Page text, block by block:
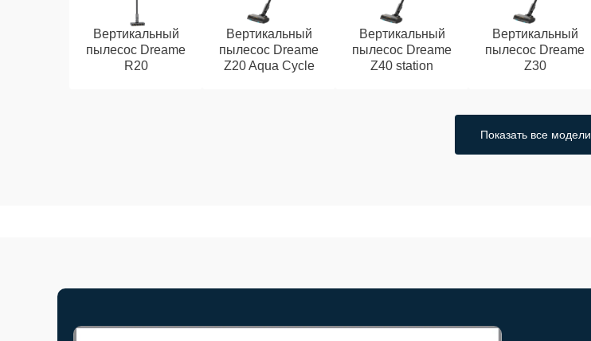
Вертикальный
пылесос Dreame
R20
Вертикальный
пылесос Dreame
Z20 Aqua Cycle
Вертикальный
пылесос Dreame
Z40 station
Вертикальный
пылесос Dreame
Z30
Показать все модели